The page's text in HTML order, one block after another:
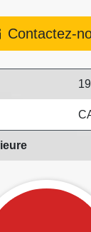
Contactez-